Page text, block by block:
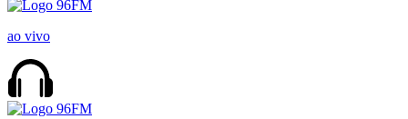
ao vivo